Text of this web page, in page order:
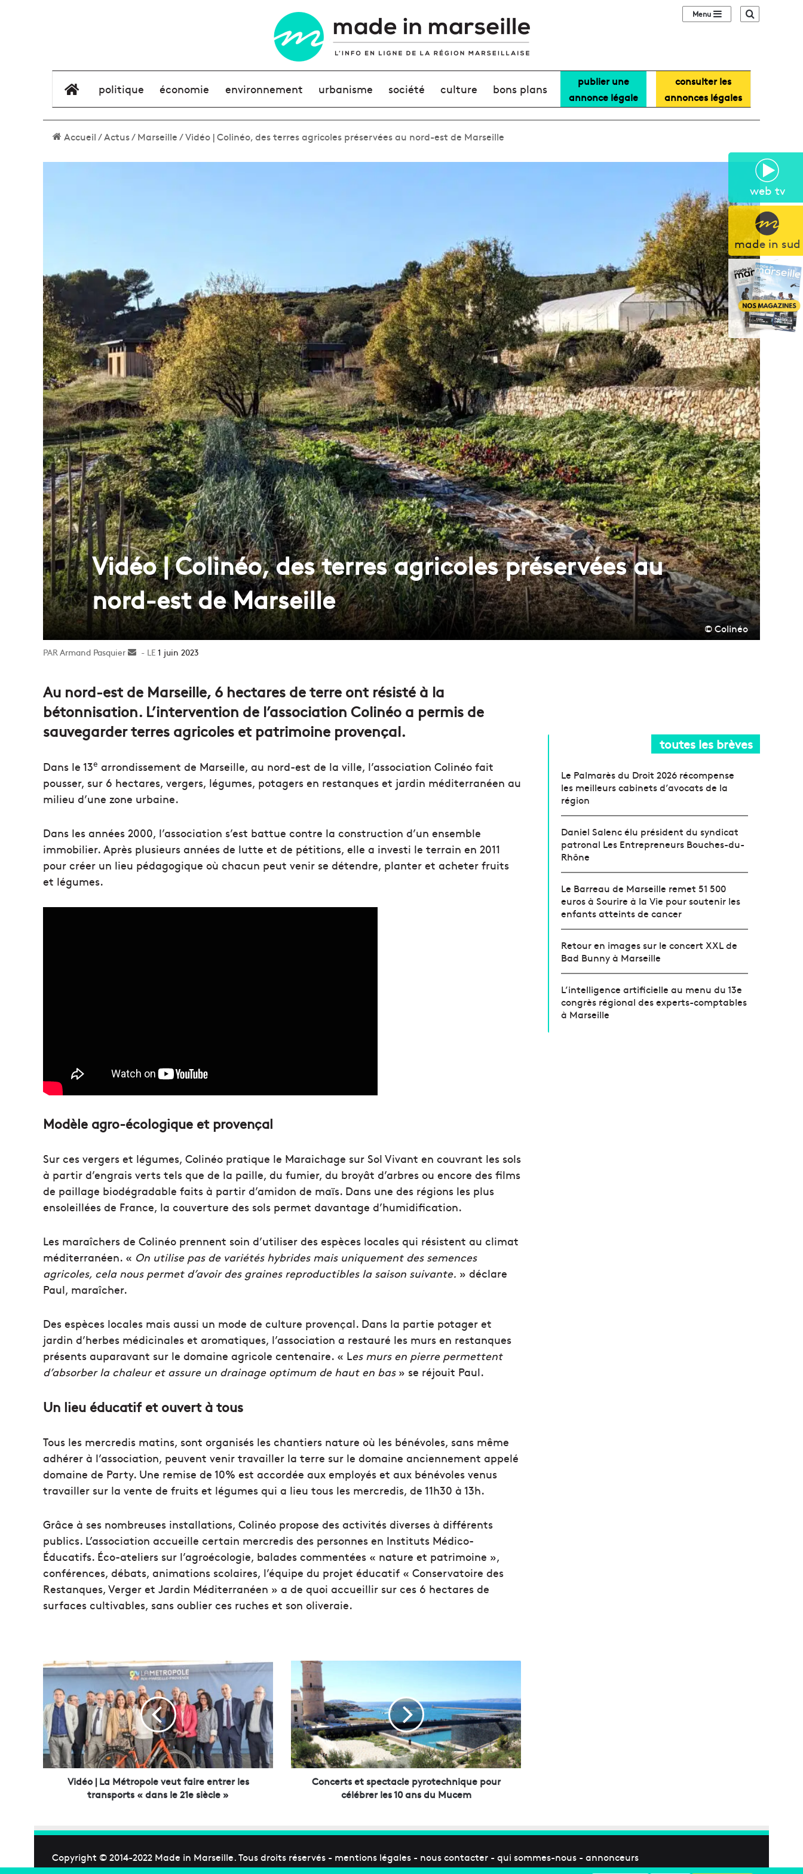
web tv
made in sud
Sidebar (barre
élément de menu
politique économie environnement urbanisme société culture bons plans
publier une
annonce légale
consulter les
annonces légales
Accueil/Actus/Marseille/Vidéo | Colinéo, des terres agricoles préservées au nord-est de Marseille
Vidéo | Colinéo, des terres agricoles préservées au
nord-est de Marseille
© Colinéo
Armand Pasquier
Envoyer1 juin 2023
Au nord-est de Marseille, 6 hectares de terre ont résisté à la
bétonnisation. L’intervention de l’association Colinéo a permis de
sauvegarder terres agricoles et patrimoine provençal.
Dans le 13e arrondissement de Marseille, au nord-est de la ville, l’association Colinéo fait
pousser, sur 6 hectares, vergers, légumes, potagers en restanques et jardin méditerranéen au
milieu d’une zone urbaine.
Dans les années 2000, l’association s’est battue contre la construction d’un ensemble
immobilier. Après plusieurs années de lutte et de pétitions, elle a investi le terrain en 2011
pour créer un lieu pédagogique où chacun peut venir se détendre, planter et acheter fruits
et légumes.
Modèle agro-écologique et provençal
Sur ces vergers et légumes, Colinéo pratique le Maraichage sur Sol Vivant en couvrant les sols
à partir d’engrais verts tels que de la paille, du fumier, du broyât d’arbres ou encore des films
de paillage biodégradable faits à partir d’amidon de maïs. Dans une des régions les plus
ensoleillées de France, la couverture des sols permet davantage d’humidification.
Les maraîchers de Colinéo prennent soin d’utiliser des espèces locales qui résistent au climat
méditerranéen. « On utilise pas de variétés hybrides mais uniquement des semences
agricoles, cela nous permet d’avoir des graines reproductibles la saison suivante. » déclare
Paul, maraîcher.
Des espèces locales mais aussi un mode de culture provençal. Dans la partie potager et
jardin d’herbes médicinales et aromatiques, l’association a restauré les murs en restanques
présents auparavant sur le domaine agricole centenaire. « Les murs en pierre permettent
d’absorber la chaleur et assure un drainage optimum de haut en bas» se réjouit Paul.
Un lieu éducatif et ouvert à tous
Tous les mercredis matins, sont organisés les chantiers nature où les bénévoles, sans même
adhérer à l’association, peuvent venir travailler la terre sur le domaine anciennement appelé
domaine de Party. Une remise de 10% est accordée aux employés et aux bénévoles venus
travailler sur la vente de fruits et légumes qui a lieu tous les mercredis, de 11h30 à 13h.
Grâce à ses nombreuses installations, Colinéo propose des activités diverses à différents
publics. L’association accueille certain mercredis des personnes en Instituts Médico-
Éducatifs. Éco-ateliers sur l’agroécologie, balades commentées « nature et patrimoine »,
conférences, débats, animations scolaires, l’équipe du projet éducatif « Conservatoire des
Restanques, Verger et Jardin Méditerranéen » a de quoi accueillir sur ces 6 hectares de
surfaces cultivables, sans oublier ces ruches et son oliveraie.
V
i
é
o
|
L
a
M
p
e
Vidéo | La Métropole veut faire entrer les
transports « dans le 21e siècle »
n
c
e
r
t
s
e
c
a
c
Concerts et spectacle pyrotechnique pour
célébrer les 10 ans du Mucem
toutes les brèves
Le Palmarès du Droit 2026 récompense
les meilleurs cabinets d’avocats de la
région
Daniel Salenc élu président du syndicat
patronal Les Entrepreneurs Bouches-du-
Rhône
Le Barreau de Marseille remet 51 500
euros à Sourire à la Vie pour soutenir les
enfants atteints de cancer
Retour en images sur le concert XXL de
Bad Bunny à Marseille
L’intelligence artificielle au menu du 13e
congrès régional des experts-comptables
à Marseille
Copyright © 2014-2022 Made in Marseille. Tous droits réservés - mentions légales - nous contacter - qui sommes-nous - annonceurs